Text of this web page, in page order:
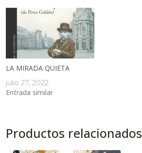
LA MIRADA QUIETA
julio 27, 2022
Entrada similar
Productos relacionados